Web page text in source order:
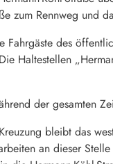
zum Rennweg und
Fahrgäste des
Haltestellen
der gesamten
bleibt das
an dieser